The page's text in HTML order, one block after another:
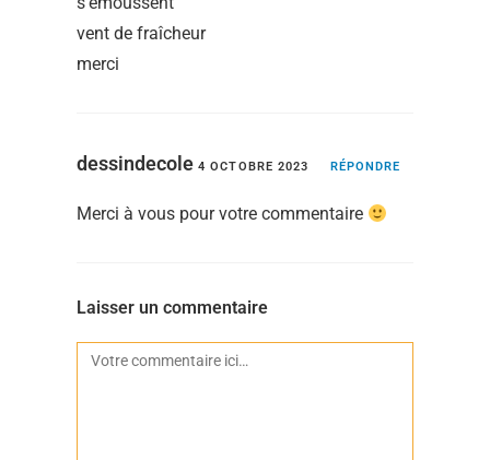
vent de fraîcheur
merci
dessindecole 4 OCTOBRE 2023 RÉPONDRE
Merci à vous pour votre commentaire
Laisser un commentaire